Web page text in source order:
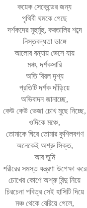
কয়েক সেকেন্ডের জন্য
পৃথিবী থমকে গেছে
দর্শকদের মুহুর্মুহু, করতালির শব্দে
নিস্তবদ্ধতা ভাঙ্গে
আলোর বন্যায় ভেসে যায়
মঞ্চ, দর্শকসারি
অতি বিরল দৃশ্য
প্রতিটি দর্শক দাঁড়িয়ে
অভিবাদন জানাচ্ছে,
কেউ কেউ ভেজা চোখ মুছে নিচ্ছে,
ওদিকে মঞ্চে,
তোমাকে ঘিরে তোমার কুশিলবগণ
অনেকেই অশ্রু সিক্ত,
আর তুমি
শরীরের সমস্ত যন্ত্রণা উপেক্ষা করে
চোখের কোণে অশ্রু বিন্দু নিয়ে
চিরচেনা পবিত্র সেই হাসিটি দিয়ে
মঞ্চ থেকে বেরিয়ে গেলে,